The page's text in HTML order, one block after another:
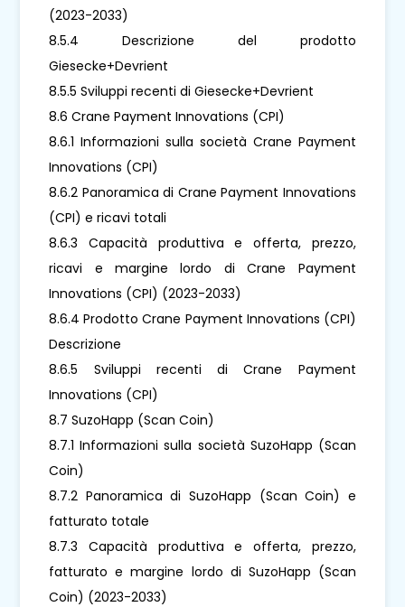
(2023-2033)
8.5.4 Descrizione del prodotto
Giesecke+Devrient
8.5.5 Sviluppi recenti di Giesecke+Devrient
8.6 Crane Payment Innovations (CPI)
8.6.1 Informazioni sulla società Crane Payment
Innovations (CPI)
8.6.2 Panoramica di Crane Payment Innovations
(CPI) e ricavi totali
8.6.3 Capacità produttiva e offerta, prezzo,
ricavi e margine lordo di Crane Payment
Innovations (CPI) (2023-2033)
8.6.4 Prodotto Crane Payment Innovations (CPI)
Descrizione
8.6.5 Sviluppi recenti di Crane Payment
Innovations (CPI)
8.7 SuzoHapp (Scan Coin)
8.7.1 Informazioni sulla società SuzoHapp (Scan
Coin)
8.7.2 Panoramica di SuzoHapp (Scan Coin) e
fatturato totale
8.7.3 Capacità produttiva e offerta, prezzo,
fatturato e margine lordo di SuzoHapp (Scan
Coin) (2023-2033)